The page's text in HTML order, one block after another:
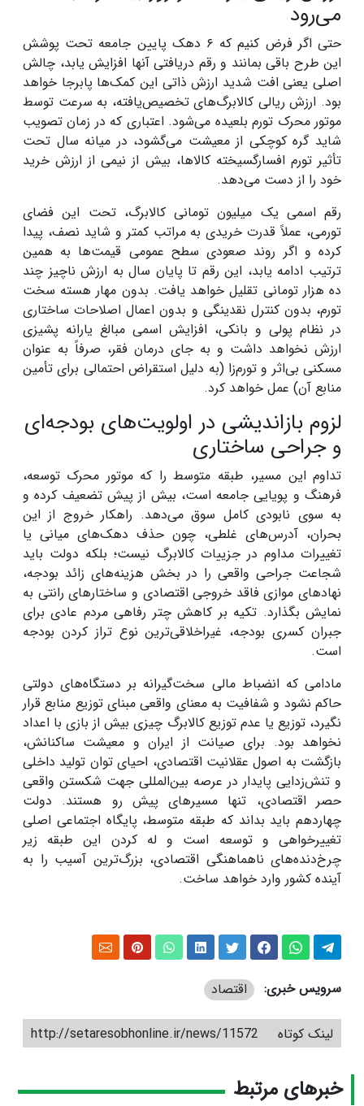
می‌رود
حتی اگر فرض کنیم که ۶ دهک پایین جامعه تحت پوشش
این طرح باقی بمانند و رقم دریافتی آنها افزایش یابد، چالش
اصلی یعنی افت شدید ارزش ذاتی این کمک‌ها پابرجا خواهد
بود. ارزش ریالی کالابرگ‌های تخصیص‌یافته، به سرعت توسط
موتور محرک تورم بلعیده می‌شود. اعتباری که در زمان تصویب
شاید گره کوچکی از معیشت می‌گشود، در میانه سال تحت
تأثیر تورم افسارگسیخته کالاها، بیش از نیمی از ارزش خرید
خود را از دست می‌دهد.
رقم اسمی یک میلیون تومانی کالابرگ، تحت این فضای
تورمی، عملاً قدرت خریدی به مراتب کمتر و شاید نصف، پیدا
کرده و اگر روند صعودی سطح عمومی قیمت‌ها به همین
ترتیب ادامه یابد، این رقم تا پایان سال به ارزش ناچیز چند
ده هزار تومانی تقلیل خواهد یافت. بدون مهار هسته سخت
تورم، بدون کنترل نقدینگی و بدون اعمال اصلاحات ساختاری
در نظام پولی و بانکی، افزایش اسمی مبالغ یارانه پشیزی
ارزش نخواهد داشت و به جای درمان فقر، صرفاً به عنوان
مسکنی بی‌اثر و تورم‌زا (به دلیل استقراض احتمالی برای تأمین
منابع آن) عمل خواهد کرد.
لزوم بازاندیشی در اولویت‌های بودجه‌ای
و جراحی ساختاری
تداوم این مسیر، طبقه متوسط را که موتور محرک توسعه،
فرهنگ و پویایی جامعه است، بیش از پیش تضعیف کرده و
به سوی نابودی کامل سوق می‌دهد. راهکار خروج از این
بحران، آدرس‌های غلطی، چون حذف دهک‌های میانی یا
تغییرات مداوم در جزییات کالابرگ نیست؛ بلکه دولت باید
شجاعت جراحی واقعی را در بخش هزینه‌های زائد بودجه،
نهاد‌های موازی فاقد خروجی اقتصادی و ساختار‌های رانتی به
نمایش بگذارد. تکیه بر کاهش چتر رفاهی مردم عادی برای
جبران کسری بودجه، غیراخلاقی‌ترین نوع تراز کردن بودجه
است.
مادامی که انضباط مالی سخت‌گیرانه بر دستگاه‌های دولتی
حاکم نشود و شفافیت به معنای واقعی مبنای توزیع منابع قرار
نگیرد، توزیع یا عدم توزیع کالابرگ چیزی بیش از بازی با اعداد
نخواهد بود. برای صیانت از ایران و معیشت ساکنانش،
بازگشت به اصول عقلانیت اقتصادی، احیای توان تولید داخلی
و تنش‌زدایی پایدار در عرصه بین‌المللی جهت شکستن واقعی
حصر اقتصادی، تنها مسیر‌های پیش رو هستند. دولت
چهاردهم باید بداند که طبقه متوسط، پایگاه اجتماعی اصلی
تغییرخواهی و توسعه است و له کردن این طبقه زیر
چرخ‌دنده‌های ناهماهنگی اقتصادی، بزرگ‌ترین آسیب را به
آینده کشور وارد خواهد ساخت.
سرویس خبری: اقتصاد
لینک کوتاه http://setaresobhonline.ir/news/11572
خبرهای مرتبط